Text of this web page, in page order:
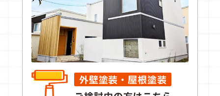
外壁塗装・屋根塗装